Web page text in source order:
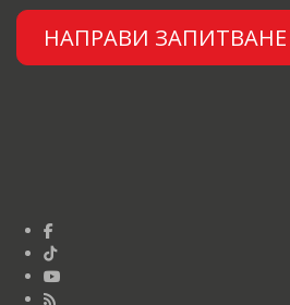
НАПРАВИ ЗАПИТВАНЕ